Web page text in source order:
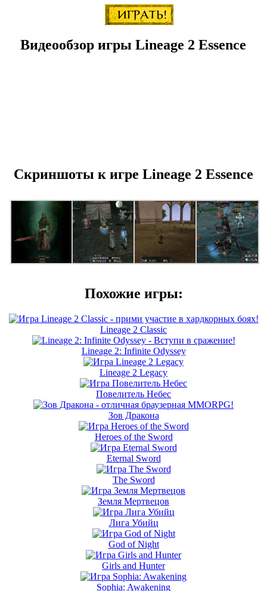
Видеообзор игры Lineage 2 Essence
Скриншоты к игре Lineage 2 Essence
Похожие игры:
Lineage 2 Classic
Lineage 2: Infinite Odyssey
Lineage 2 Legacy
Повелитель Небес
Зов Дракона
Heroes of the Sword
Eternal Sword
The Sword
Земля Мертвецов
Лига Убийц
God of Night
Girls and Hunter
Sophia: Awakening